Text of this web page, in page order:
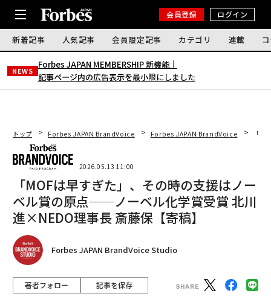
会員登録 ログイン
新着記事 人気記事 会員限定記事 カテゴリ 連載
NEWS
Forbes JAPAN MEMBERSHIP 新機能｜
記事ページ内の広告表示を最小限にしました
トップ Forbes JAPAN BrandVoice Forbes JAPAN BrandVoice 「
2026.05.13 11:00
「MOFは早すぎた」、その時の支援はノー
ベル賞の原点──ノーベル化学賞受賞 北川
進×NEDO理事長 斎藤保【寄稿】
Forbes JAPAN BrandVoice Studio
著者フォロー 記事を保存